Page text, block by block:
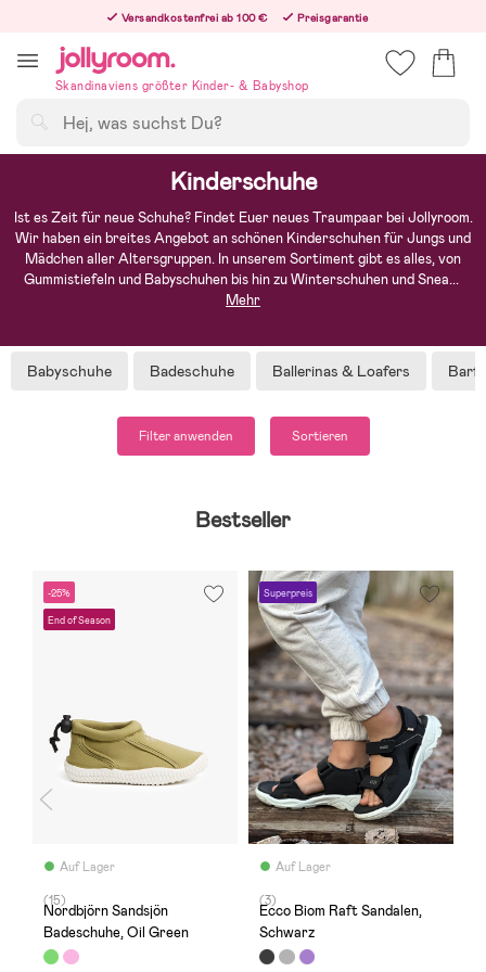
innehållet
Versandkostenfrei ab 100 €
Preisgarantie
Bestellungen, die nach 12:00 Uhr eingehen, werden am nächsten Werktag versandt!
Skandinaviens größter Kinder- & Babyshop
Kinderschuhe
Ist es Zeit für neue Schuhe? Findet Euer neues Traumpaar bei Jollyroom.
Wir haben ein breites Angebot an schönen Kinderschuhen für Jungs und
Mädchen aller Altersgruppen. In unserem Sortiment gibt es alles, von
Gummistiefeln und Babyschuhen bis hin zu Winterschuhen und Snea...
Mehr
Babyschuhe Badeschuhe Ballerinas & Loafers
Filter anwenden Sortieren
Bestseller
-25%
End of Season
Auf Lager
(15)
Nordbjörn Sandsjön
Badeschuhe, Oil Green
Superpreis
Auf Lager
(3)
Ecco Biom Raft Sandalen,
Schwarz